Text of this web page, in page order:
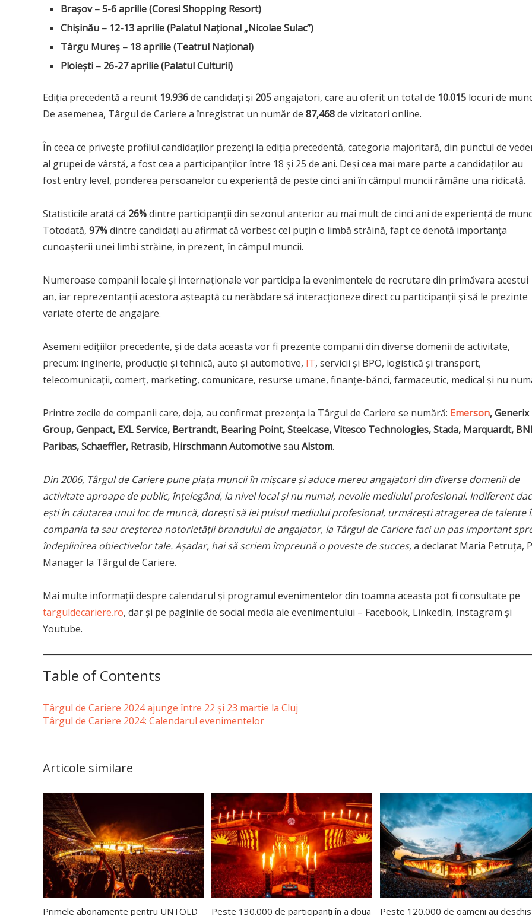
Brașov – 5-6 aprilie (Coresi Shopping Resort)
Chișinău – 12-13 aprilie (Palatul Național „Nicolae Sulac”)
Târgu Mureș – 18 aprilie (Teatrul Național)
Ploiești – 26-27 aprilie (Palatul Culturii)
Ediția precedentă a reunit 19.936de candidați și 205angajatori, care au oferit un total de 10.015 locuri de
De asemenea, Târgul de Cariere a înregistrat un număr de 87,468de vizitatori online.
În ceea ce privește profilul candidaților prezenți la ediția precedentă, categoria majoritară, din punctul de
al grupei de vârstă, a fost cea a participanților între 18 și 25 de ani. Deși cea mai mare parte a candidaților au
fost entry level, ponderea persoanelor cu experiență de peste cinci ani în câmpul muncii rămâne una ridicată.
Statisticile arată că 26%dintre participanții din sezonul anterior au mai mult de cinci ani de experiență de
Totodată, 97%dintre candidați au afirmat că vorbesc cel puțin o limbă străină, fapt ce denotă importanța
cunoașterii unei limbi străine, în prezent, în câmpul muncii.
Numeroase companii locale și internaționale vor participa la evenimentele de recrutare din primăvara acestui
an, iar reprezentanții acestora așteaptă cu nerăbdare să interacționeze direct cu participanții și să le prezinte
variate oferte de angajare.
Asemeni edițiilor precedente, și de data aceasta vor fi prezente companii din diverse domenii de activitate,
precum: inginerie, producție și tehnică, auto și automotive, IT, servicii și BPO, logistică și transport,
telecomunicații, comerț, marketing, comunicare, resurse umane, finanțe-bănci, farmaceutic, medical și nu
Printre zecile de companii care, deja, au confirmat prezența la Târgul de Cariere se numără: Emerson, Generix
Group, Genpact, EXL Service, Bertrandt, Bearing Point, Steelcase, Vitesco Technologies, Stada, Marquardt,
Paribas, Schaeffler, Retrasib, Hirschmann Automotivesau Alstom.
Din 2006, Târgul de Cariere pune piața muncii în mișcare și aduce mereu angajatori din diverse domenii de
activitate aproape de public, înțelegând, la nivel local și nu numai, nevoile mediului profesional. Indiferent
ești în căutarea unui loc de muncă, dorești să iei pulsul mediului profesional, urmărești atragerea de talente
compania ta sau creșterea notorietății brandului de angajator, la Târgul de Cariere faci un pas important
îndeplinirea obiectivelor tale. Așadar, hai să scriem împreună o poveste de succes, a declarat Maria Petruța,
Manager la Târgul de Cariere.
Mai multe informații despre calendarul și programul evenimentelor din toamna aceasta pot fi consultate pe
targuldecariere.ro, dar și pe paginile de social media ale evenimentului – Facebook, LinkedIn, Instagram și
Youtube.
Table of Contents
Târgul de Cariere 2024 ajunge între 22 și 23 martie la Cluj
Târgul de Cariere 2024: Calendarul evenimentelor
Articole similare
Primele abonamente pentru UNTOLD Peste 130.000 de participanți în a doua Peste 120.000 de oameni au deschis